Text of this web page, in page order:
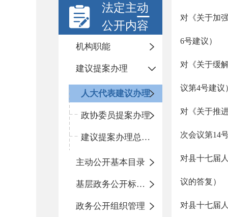
法定主动
公开内容
机构职能
建议提案办理
人大代表建议办理
政协委员提案办理
建议提案办理总体情况
主动公开基本目录
基层政务公开标准化规范化
政务公开组织管理
对《关于加
6号建议）
对《关于缓
议第4号建议
对《关于推
次会议第14
对县十七届
议的答复）
对县十七届